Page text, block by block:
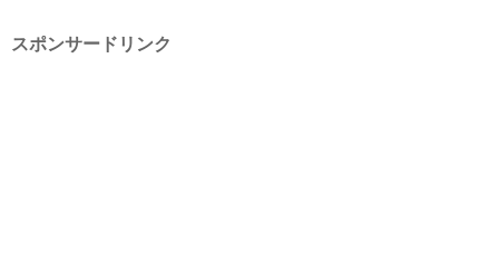
スポンサードリンク